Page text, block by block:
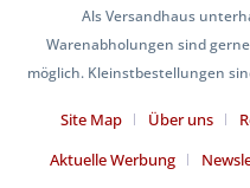
Als Versandhaus
Warenabholungen sind
möglich. Kleinstbestellungen
Site Map Über uns
Aktuelle Werbung